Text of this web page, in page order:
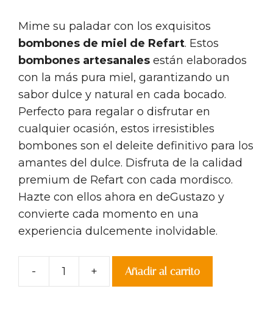
Mime su paladar con los exquisitos
bombones de miel de Refart. Estos
bombones artesanales están elaborados
con la más pura miel, garantizando un
sabor dulce y natural en cada bocado.
Perfecto para regalar o disfrutar en
cualquier ocasión, estos irresistibles
bombones son el deleite definitivo para los
amantes del dulce. Disfruta de la calidad
premium de Refart con cada mordisco.
Hazte con ellos ahora en deGustazo y
convierte cada momento en una
experiencia dulcemente inolvidable.
-
Bombones
+ Añadir al carrito